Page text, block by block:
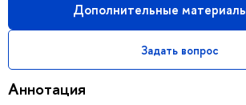
Дополнительные
Задать вопрос
Аннотация